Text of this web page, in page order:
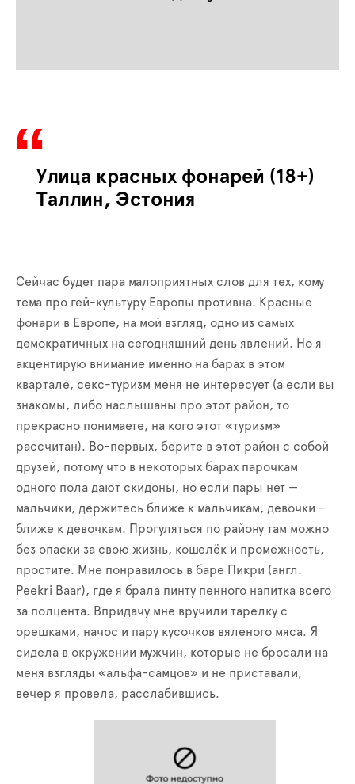
Улица красных фонарей (18+)
Таллин, Эстония
Сейчас будет пара малоприятных слов для тех, кому
тема про гей-культуру Европы противна. Красные
фонари в Европе, на мой взгляд, одно из самых
демократичных на сегодняшний день явлений. Но я
акцентирую внимание именно на барах в этом
квартале, секс-туризм меня не интересует (а если вы
знакомы, либо наслышаны про этот район, то
прекрасно понимаете, на кого этот «туризм»
рассчитан). Во-первых, берите в этот район с собой
друзей, потому что в некоторых барах парочкам
одного пола дают скидоны, но если пары нет —
мальчики, держитесь ближе к мальчикам, девочки –
ближе к девочкам. П рогуляться по району там можно
без опаски за свою жизнь, кошелёк и промежность,
простите. Мне понравилось в баре Пикри (англ.
Peekri Baar), где я брала пинту пенного напитка всего
за полцента. Впридачу мне вручили тарелку с
орешками, начос и пару кусочков вяленого мяса. Я
сидела в окружении мужчин, которые не бросали на
меня взгляды «альфа-самцов» и не приставали,
вечер я провела, расслабившись.